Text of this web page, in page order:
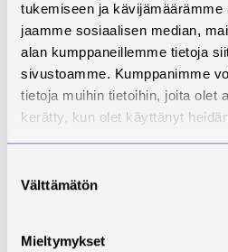
tukemiseen ja
jaamme sosiaalisen median,
alan kumppaneillemme tietoja
sivustoamme. Kumppanimme
tietoja muihin tietoihin, joita olet
kerätty, kun olet käyttänyt
valinta
Välttämätön
Mieltymykset